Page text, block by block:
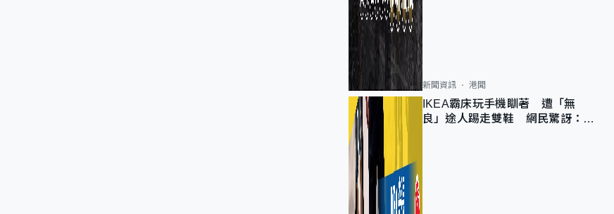
新聞資訊 港聞
IKEA霸床玩手機瞓著 遭「無
良」途人踢走雙鞋 網民驚訝：冇